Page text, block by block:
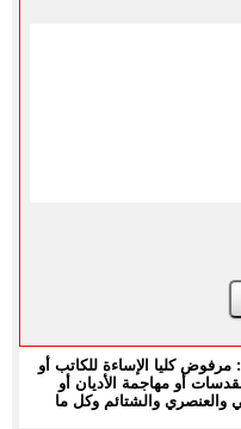
كليا الإساءة للكاتب أو
أو مهاجمة الأديان أو
والعنصري والشتائم وكل ما